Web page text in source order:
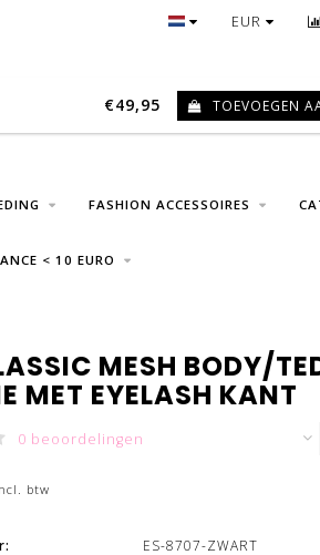
GRATIS VERZENDING
EUR
FASHION ACCESSOIRES
< 10 EURO
€49,95 TOEVOEGEN
MESH BODY/
MET EYELASH KANT
0 beoordelingen
btw
ES-8707-ZWART